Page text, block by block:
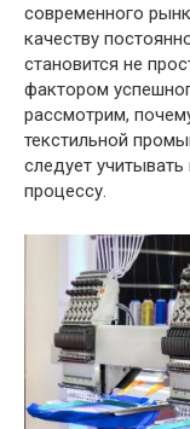
современного
качеству
становится не
фактором
рассмотрим,
текстильной
следует
процессу.